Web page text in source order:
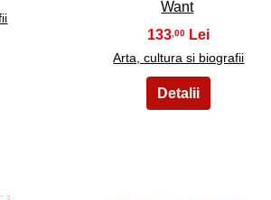
Want
133 ,00
Arta, cultura si biografii